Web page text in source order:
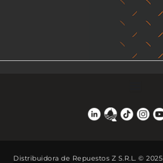
Distribuidora de Repuestos Z S.R.L. © 2025